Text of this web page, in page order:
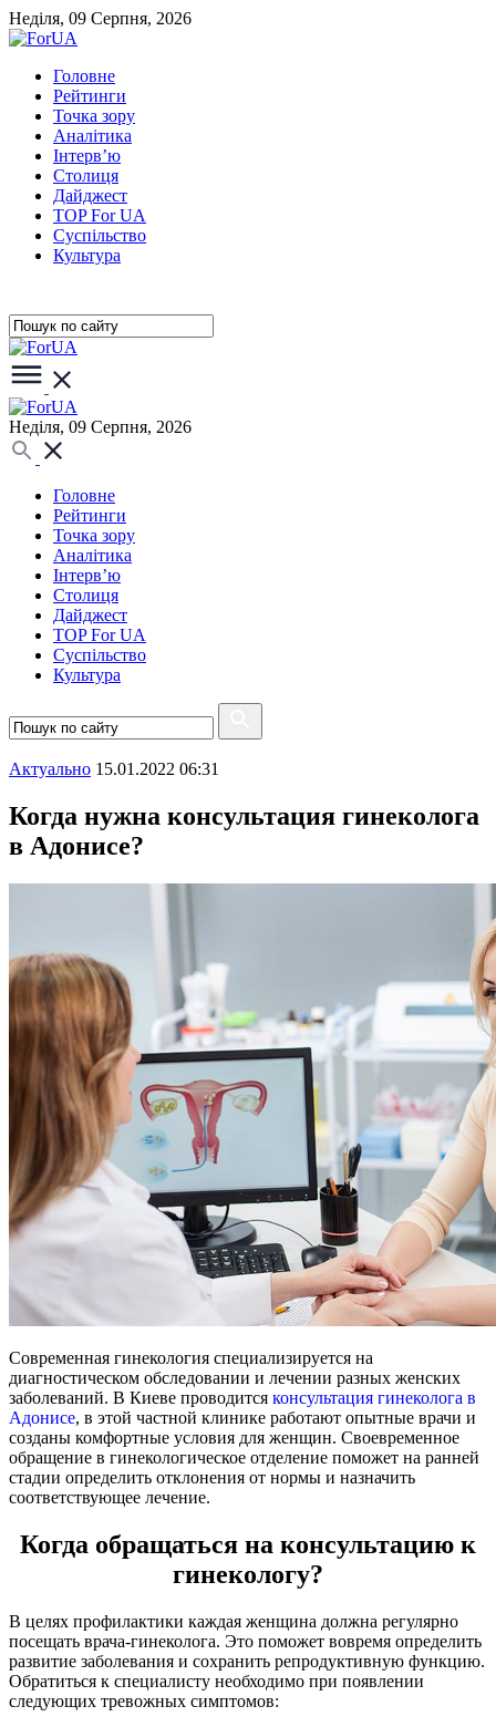
Неділя, 09 Серпня, 2026
Головне
Рейтинги
Точка зору
Аналітика
Інтерв’ю
Столиця
Дайджест
TOP For UA
Суспiльство
Культура
Неділя, 09 Серпня, 2026
Головне
Рейтинги
Точка зору
Аналітика
Інтерв’ю
Столиця
Дайджест
TOP For UA
Суспiльство
Культура
Актуально 15.01.2022 06:31
Когда нужна консультация гинеколога
в Адонисе?
Современная гинекология специализируется на
диагностическом обследовании и лечении разных женских
заболеваний. В Киеве проводится консультация гинеколога в
Адонисе, в этой частной клинике работают опытные врачи и
созданы комфортные условия для женщин. Своевременное
обращение в гинекологическое отделение поможет на ранней
стадии определить отклонения от нормы и назначить
соответствующее лечение.
Когда обращаться на консультацию к
гинекологу?
В целях профилактики каждая женщина должна регулярно
посещать врача-гинеколога. Это поможет вовремя определить
развитие заболевания и сохранить репродуктивную функцию.
Обратиться к специалисту необходимо при появлении
следующих тревожных симптомов: